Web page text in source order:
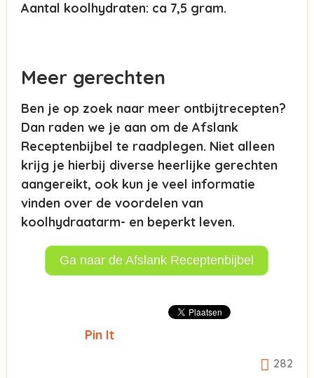
Aantal koolhydraten: ca 7,5 gram.
Meer gerechten
Ben je op zoek naar meer ontbijtrecepten?
Dan raden we je aan om de Afslank
Receptenbijbel te raadplegen. Niet alleen
krijg je hierbij diverse heerlijke gerechten
aangereikt, ook kun je veel informatie
vinden over de voordelen van
koolhydraatarm- en beperkt leven.
Ga naar de Afslank Receptenbijbel
Pin It
282